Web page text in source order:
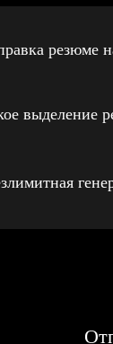
резюме
выделение